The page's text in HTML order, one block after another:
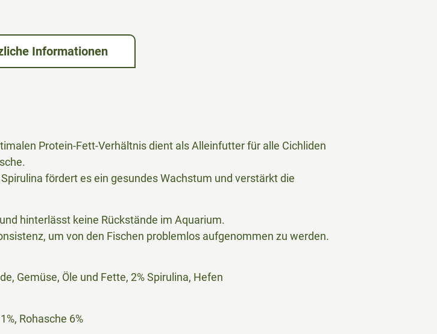
Informationen
Protein-Fett-Verhältnis dient als Alleinfutter für alle Cichliden
fördert es ein gesundes Wachstum und verstärkt die
hinterlässt keine Rückstände im Aquarium.
um von den Fischen problemlos aufgenommen zu werden.
Gemüse, Öle und Fette, 2% Spirulina, Hefen
Rohasche 6%